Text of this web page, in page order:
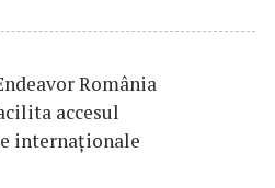
România
accesul
internaţionale